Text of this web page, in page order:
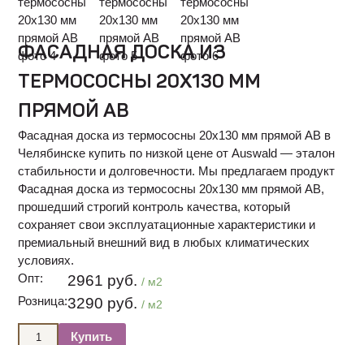
ФАСАДНАЯ ДОСКА ИЗ
ТЕРМОСОСНЫ 20Х130 ММ
ПРЯМОЙ АВ
Фасадная доска из термососны 20х130 мм прямой АВ в
Челябинске купить по низкой цене от Auswald — эталон
стабильности и долговечности. Мы предлагаем продукт
Фасадная доска из термососны 20х130 мм прямой АВ,
прошедший строгий контроль качества, который
сохраняет свои эксплуатационные характеристики и
премиальный внешний вид в любых климатических
условиях.
Опт:
2961 руб. / м2
Розница:3290 руб. / м2
Купить